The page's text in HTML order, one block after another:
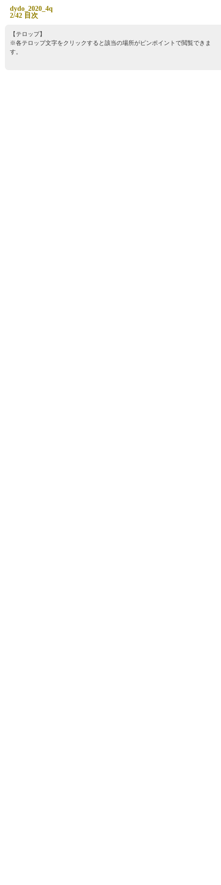
dydo 2020 4q
2/42 目次
【テロップ】
※各テロップ文字をクリックすると該当の場所がピンポイントで閲覧できま
す。